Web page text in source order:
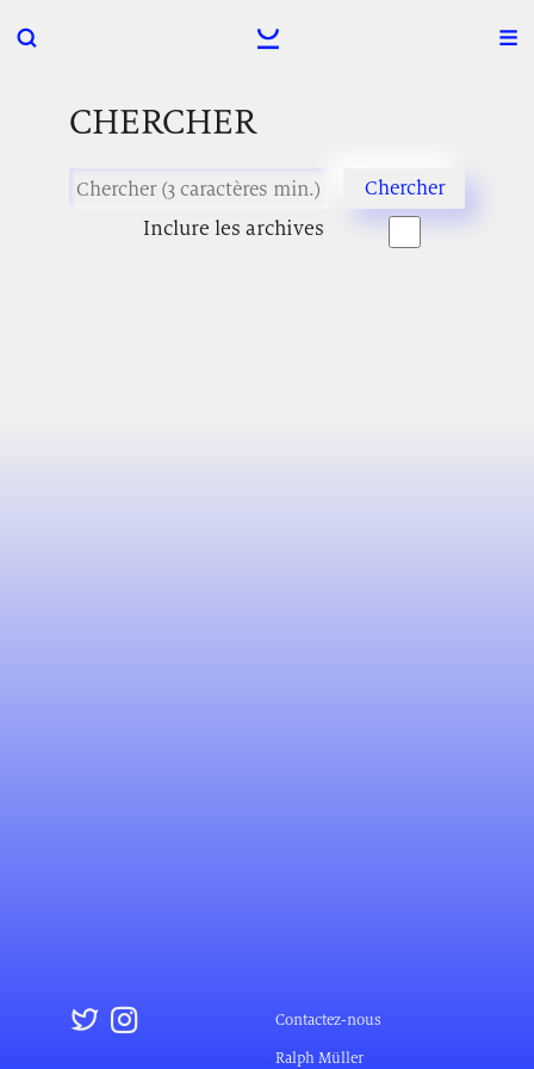
CHERCHER
Inclure les archives
Contactez-nous
Ralph Müller